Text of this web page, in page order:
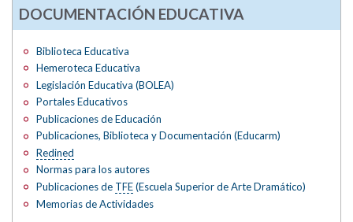
DOCUMENTACIÓN EDUCATIVA
Biblioteca Educativa
Hemeroteca Educativa
Legislación Educativa (BOLEA)
Portales Educativos
Publicaciones de Educación
Publicaciones, Biblioteca y Documentación (Educarm)
Redined
Normas para los autores
Publicaciones de TFE(Escuela Superior de Arte Dramático)
Memorias de Actividades